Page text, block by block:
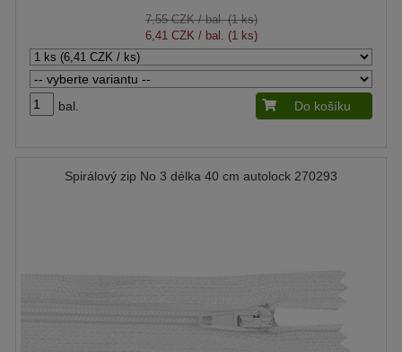
7,55 CZK/ bal. (1 ks)
6,41 CZK / bal. (1 ks)
bal. Do košíku
Spirálový zip No 3 délka 40 cm autolock 270293